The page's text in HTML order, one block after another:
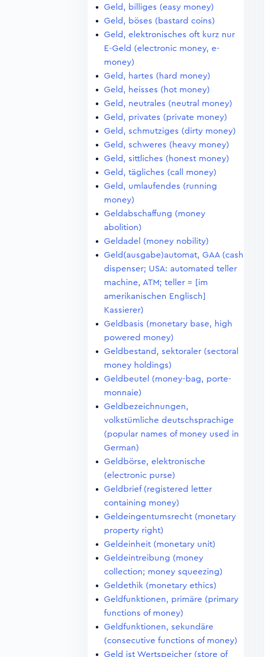
Geld, billiges (easy money)
Geld, böses (bastard coins)
Geld, elektronisches oft kurz nur
E-Geld (electronic money, e-
money)
Geld, hartes (hard money)
Geld, heisses (hot money)
Geld, neutrales (neutral money)
Geld, privates (private money)
Geld, schmutziges (dirty money)
Geld, schweres (heavy money)
Geld, sittliches (honest money)
Geld, tägliches (call money)
Geld, umlaufendes (running
money)
Geldabschaffung (money
abolition)
Geldadel (money nobility)
Geld(ausgabe)automat, GAA (cash
dispenser; USA: automated teller
machine, ATM; teller = [im
amerikanischen Englisch]
Kassierer)
Geldbasis (monetary base, high
powered money)
Geldbestand, sektoraler (sectoral
money holdings)
Geldbeutel (money-bag, porte-
monnaie)
Geldbezeichnungen,
volkstümliche deutschsprachige
(popular names of money used in
German)
Geldbörse, elektronische
(electronic purse)
Geldbrief (registered letter
containing money)
Geldeingentumsrecht (monetary
property right)
Geldeinheit (monetary unit)
Geldeintreibung (money
collection; money squeezing)
Geldethik (monetary ethics)
Geldfunktionen, primäre (primary
functions of money)
Geldfunktionen, sekundäre
(consecutive functions of money)
Geld ist Wertspeicher (store of